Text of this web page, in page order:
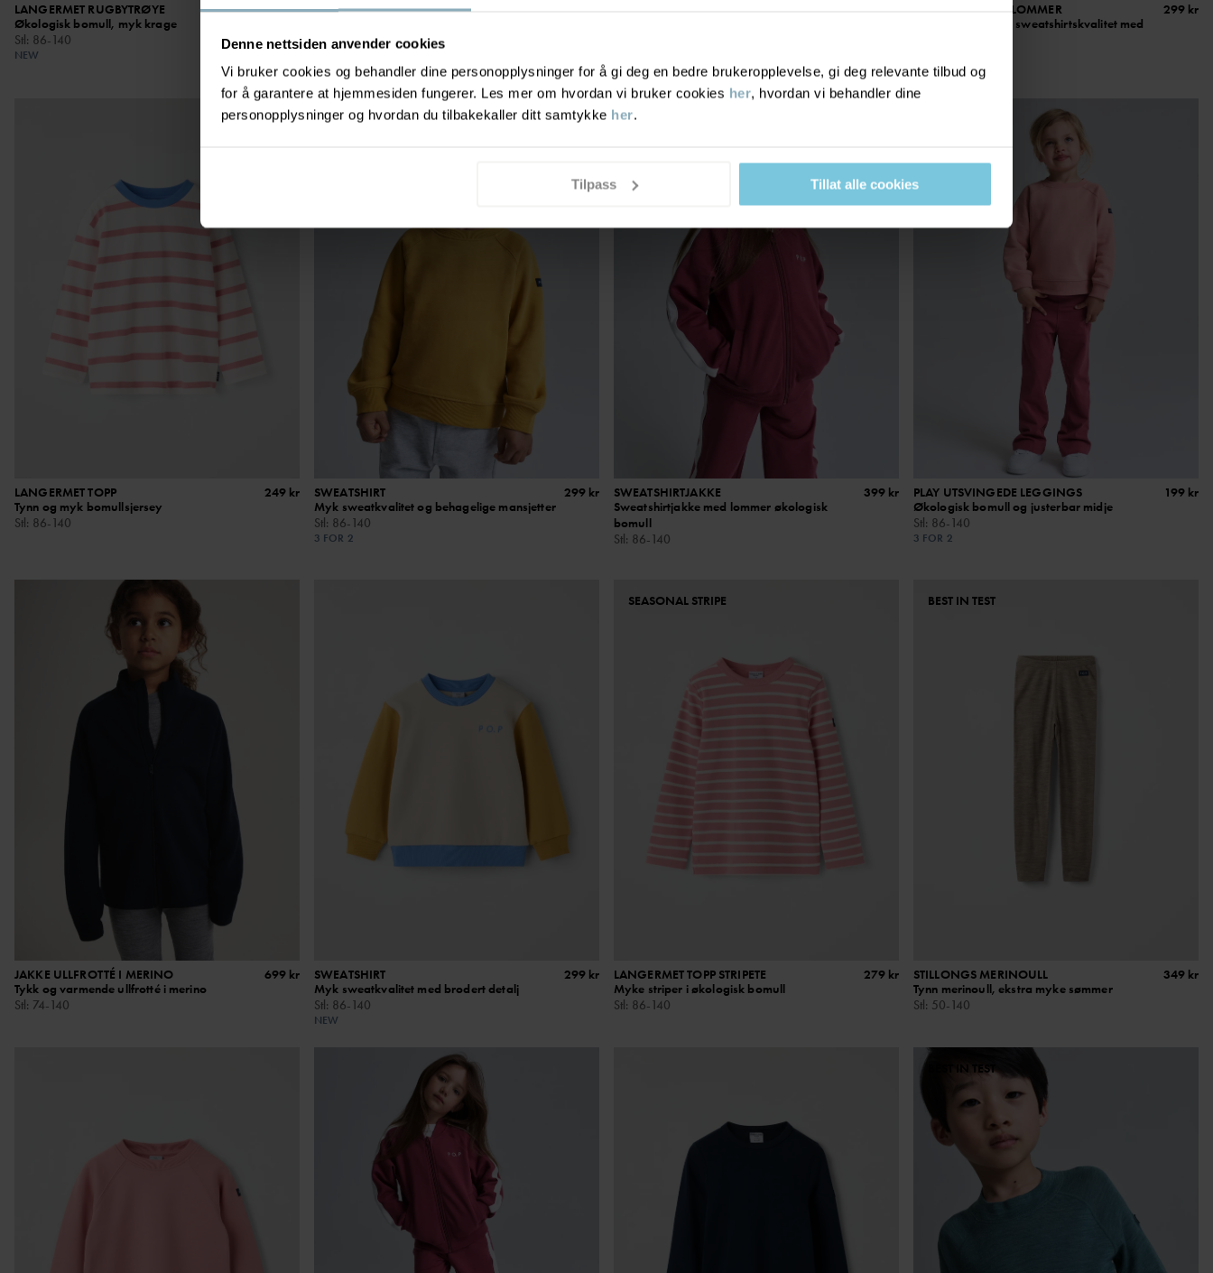
Denne nettsiden anvender cookies
Vi bruker cookies og behandler dine personopplysninger for å gi deg en bedre brukeropplevelse, gi deg relevante tilbud og
for å garantere at hjemmesiden fungerer. Les mer om hvordan vi bruker cookies her, hvordan vi behandler dine
personopplysninger og hvordan du tilbakekaller ditt samtykke her.
Tilpass Tillat alle cookies
LANGERMET RUGBYTRØYE
Økologisk bomull, myk krage
Stl: 86-140
NEW
299 kr
LANGERMET TOPP
Stl: 86-140
MYK BUKSE MED LOMMER
Myk og behagelig sweatshirtskvalitet med
3 FOR 2
299 kr
LANGERMET TOPP
Tynn og myk bomullsjersey
Stl : 86-140
249 kr
SWEATSHIRT
Myk sweatkvalitet og behagelige mansjetter
Stl : 86-140
3 FOR 2
299 kr
SWEATSHIRTJAKKE
Sweatshirtjakke med lommer økologisk
bomull
Stl : 86-140
399 kr
PLAY UTSVINGEDE LEGGINGS
Økologisk bomull og justerbar midje
Stl : 86-140
3 FOR 2
199 kr
JAKKE ULLFROTTÉ I MERINO
Tykk og varmende ullfrotté i merino
Stl: 74-140
699 kr
SWEATSHIRT
Myk sweatkvalitet med brodert detalj
Stl: 86-140
NEW
299 kr
SEASONAL STRIPE
LANGERMET TOPP STRIPETE
Myke striper i økologisk bomull
Stl: 86-140
279 kr
BEST IN TEST
STILLONGS MERINOULL
Tynn merinoull, ekstra myke sømmer
Stl: 50-140
349 kr
BEST IN TEST